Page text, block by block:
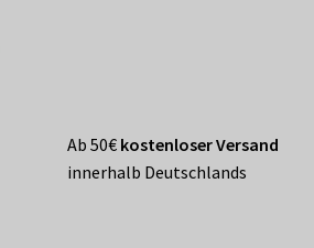
Ab 50€ kostenloser Versand
innerhalb Deutschlands